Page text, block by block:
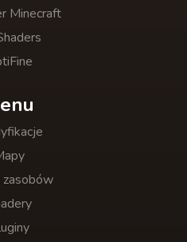
Minecraft
zasobów